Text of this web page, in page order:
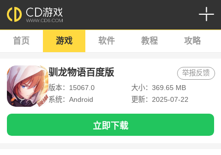
首页 游戏 软件 教程 攻略
驯龙物语百度版
版本：15067.0
大小：369.65 MB
系统：Android
更新：2025-07-22
举报反馈
立即下载